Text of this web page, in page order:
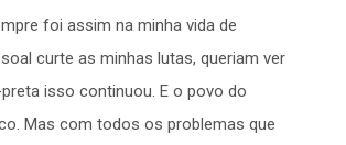
foi assim na minha vida de
curte as minhas lutas, queriam ver
isso continuou. E o povo do
Mas com todos os problemas que